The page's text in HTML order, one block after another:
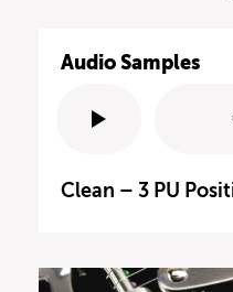
Audio Samples
Clean – 3 PU